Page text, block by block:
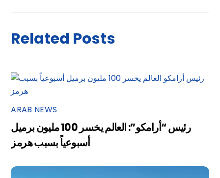
Related Posts
ARAB NEWS
رئيس “أرامكو”: العالم يخسر 100 مليون برميل
أسبوعياً بسبب هرمز